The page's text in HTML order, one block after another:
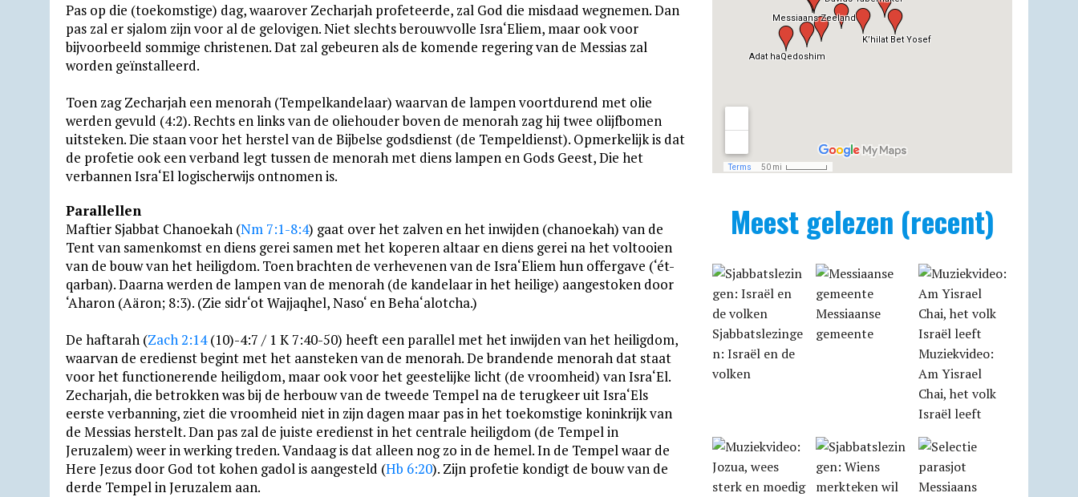
Pas op die (toekomstige) dag, waarover Zecharjah profeteerde, zal God die misdaad wegnemen. Dan
pas zal er sjalom zijn voor al de gelovigen. Niet slechts berouwvolle Isra‘Eliem, maar ook voor
bijvoorbeeld sommige christenen. Dat zal gebeuren als de komende regering van de Messias zal
worden geïnstalleerd.
Toen zag Zecharjah een menorah (Tempelkandelaar) waarvan de lampen voortdurend met olie
werden gevuld (4:2). Rechts en links van de oliehouder boven de menorah zag hij twee olijfbomen
uitsteken. Die staan voor het herstel van de Bijbelse godsdienst (de Tempeldienst). Opmerkelijk is dat
de profetie ook een verband legt tussen de menorah met diens lampen en Gods Geest, Die het
verbannen Isra‘El logischerwijs ontnomen is.
Parallellen
Maftier Sjabbat Chanoekah (Nm 7:1-8:4) gaat over het zalven en het inwijden (chanoekah) van de
Tent van samenkomst en diens gerei samen met het koperen altaar en diens gerei na het voltooien
van de bouw van het heiligdom. Toen brachten de verhevenen van de Isra‘Eliem hun offergave (‘ét-
qarban). Daarna werden de lampen van de menorah (de kandelaar in het heilige) aangestoken door
‘Aharon (Aäron; 8:3). (Zie sidr‘ot Wajjaqhel, Naso‘ en Beha‘alotcha.)
De haftarah (Zach 2:14(10)-4:7 / 1 K 7:40-50) heeft een parallel met het inwijden van het heiligdom,
waarvan de eredienst begint met het aansteken van de menorah. De brandende menorah dat staat
voor het functionerende heiligdom, maar ook voor het geestelijke licht (de vroomheid) van Isra‘El.
Zecharjah, die betrokken was bij de herbouw van de tweede Tempel na de terugkeer uit Isra‘Els
eerste verbanning, ziet die vroomheid niet in zijn dagen maar pas in het toekomstige koninkrijk van
de Messias herstelt. Dan pas zal de juiste eredienst in het centrale heiligdom (de Tempel in
Jeruzalem) weer in werking treden. Vandaag is dat alleen nog zo in de hemel. In de Tempel waar de
Here Jezus door God tot kohen gadol is aangesteld (Hb 6:20). Zijn profetie kondigt de bouw van de
derde Tempel in Jeruzalem aan.
Meest gelezen (recent)
Sjabbatslezinge
n: Israël en de
volken
Messiaanse
gemeente
Muziekvideo:
Am Yisrael
Chai, het volk
Israël leeft